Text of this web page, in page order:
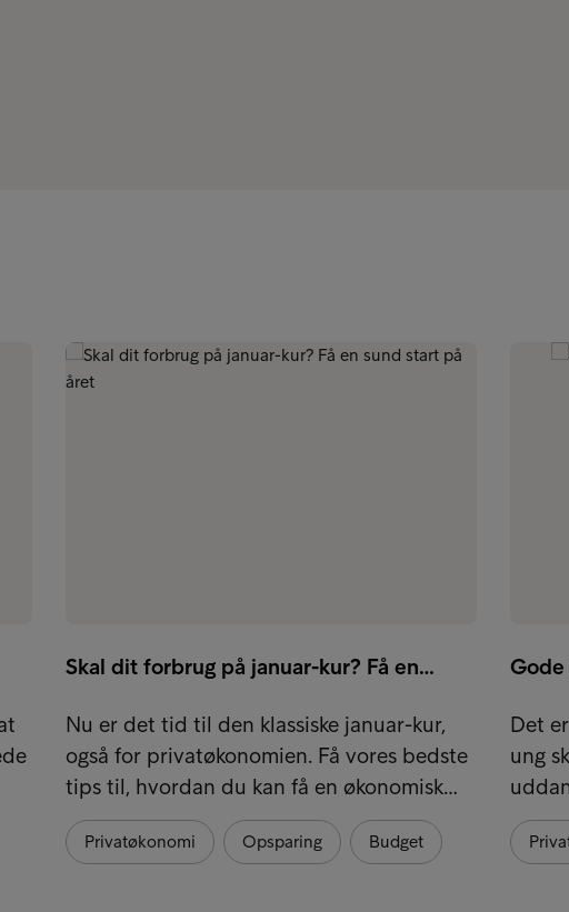
Skal dit forbrug på januar-kur? Få en…
Nu er det tid til den klassiske januar-kur,
også for privatøkonomien. Få vores bedste
tips til, hvordan du kan få en økonomisk…
Privatøkonomi Opsparing Budget
Det
ung